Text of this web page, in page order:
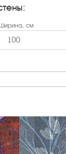
Ширина, см